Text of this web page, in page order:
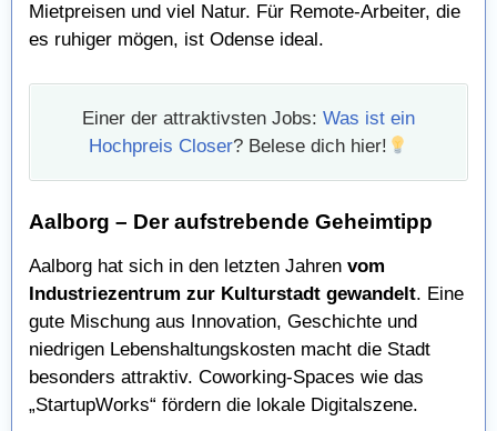
Mietpreisen und viel Natur. Für Remote-Arbeiter, die
es ruhiger mögen, ist Odense ideal.
Einer der attraktivsten Jobs: Was ist ein
Hochpreis Closer? Belese dich hier!
Aalborg – Der aufstrebende Geheimtipp
Aalborg hat sich in den letzten Jahren vom
Industriezentrum zur Kulturstadt gewandelt. Eine
gute Mischung aus Innovation, Geschichte und
niedrigen Lebenshaltungskosten macht die Stadt
besonders attraktiv. Coworking-Spaces wie das
„StartupWorks“ fördern die lokale Digitalszene.